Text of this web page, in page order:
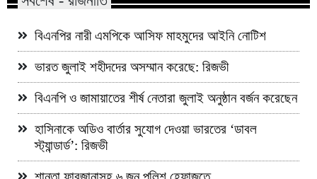
বিএনপির নারী এমপিকে আসিফ মাহমুদের আইনি নোটিশ
ভারত জুলাই শহীদদের অসম্মান করেছে: রিজভী
বিএনপি ও জামায়াতের শীর্ষ নেতারা জুলাই অনুষ্ঠান বর্জন করেছেন
হাসিনাকে অডিও বার্তার সুযোগ দেওয়া ভারতের ‘ডাবল
স্ট্যান্ডার্ড’: রিজভী